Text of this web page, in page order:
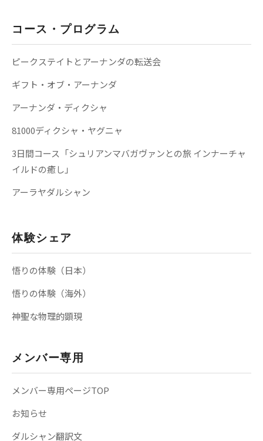
コース・プログラム
ピークステイトとアーナンダの転送会
ギフト・オブ・アーナンダ
アーナンダ・ディクシャ
81000ディクシャ・ヤグニャ
3日間コース「シュリアンマバガヴァンとの旅 インナーチャ
イルドの癒し」
アーラヤダルシャン
体験シェア
悟りの体験（日本）
悟りの体験（海外）
神聖な物理的顕現
メンバー専用
メンバー専用ページTOP
お知らせ
ダルシャン翻訳文